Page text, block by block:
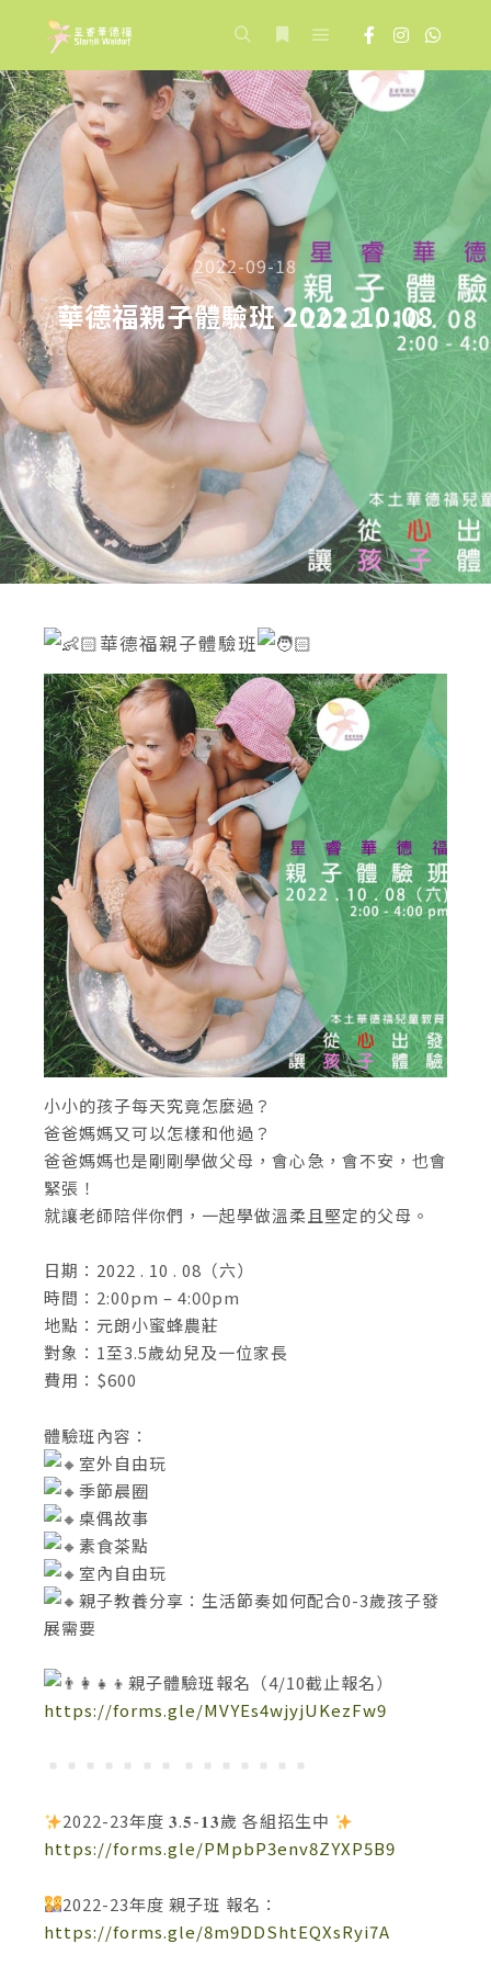
2022-09-18
華德福親子體驗班 2022.10.08
華德福親子體驗班
小小的孩子每天究竟怎麼過？
爸爸媽媽又可以怎樣和他過？
爸爸媽媽也是剛剛學做父母，會心急，會不安，也會
緊張！
就讓老師陪伴你們，一起學做溫柔且堅定的父母。
日期：2022 . 10 . 08（六）
時間：2:00pm – 4:00pm
地點：元朗小蜜蜂農莊
對象：1至3.5歲幼兒及一位家長
費用：$600
體驗班內容：
室外自由玩
季節晨圈
桌偶故事
素食茶點
室內自由玩
親子教養分享：生活節奏如何配合0-3歲孩子發
展需要
親子體驗班報名（4/10截止報名）
https://forms.gle/MVYEs4wjyjUKezFw9
2022-23年度 𝟑.𝟓-𝟏𝟑歲 各組招生中
https://forms.gle/PMpbP3env8ZYXP5B9
2022-23年度 親子班 報名：
https://forms.gle/8m9DDShtEQXsRyi7A